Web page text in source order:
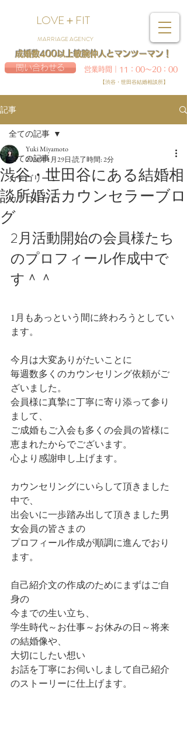
LOVE＋FIT
MARRIAGE AGENCY
問い合わせる
【渋谷・世田谷結婚相談所】
成婚数400以上敏腕仲人とマンツーマン！
営業時間｜11：00～20：00
記事
全ての記事
カテゴリー 1
カテゴリー 2
全ての記事
渋谷・世田谷にある結婚相
談所婚活カウンセラーブロ
グ
Yuki Miyamoto
2020年1月29日 読了時間: 2分
2月活動開始の会員様たち
のプロフィール作成中で
す＾＾
1月もあっという間に終わろうとしてい
ます。
今月は大変ありがたいことに
毎週数多くのカウンセリング依頼がご
ざいました。
会員様に真摯に丁寧に寄り添って参り
まして、
ご成婚もご入会も多くの会員の皆様に
恵まれたからでございます。
心より感謝申し上げます。
カウンセリングにいらして頂きました
中で、
出会いに一歩踏み出して頂きました男
女会員の皆さまの
プロフィール作成が順調に進んでおり
ます。
自己紹介文の作成のためにまずはご自
身の
今までの生い立ち、
学生時代～お仕事～お休みの日～将来
の結婚像や、
大切にしたい想い
お話を丁寧にお伺いしまして自己紹介
のストーリーに仕上げます。